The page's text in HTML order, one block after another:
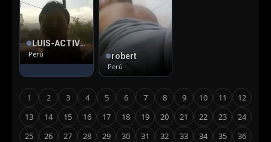
LUIS-ACTIVO33 , 38
Perú robert
Perú
1 2 3 4 5 6 7 8 9 10 11
12
13
14 15 16 17 18 19 20 21 22 23
24
25
26 27 28 29 30 31 32 33 34 35
36